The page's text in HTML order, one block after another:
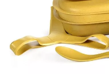
MealKit Bio , conçu par
idéal pour vous suivre
randonnée
comme au
repas au travail. En effet,